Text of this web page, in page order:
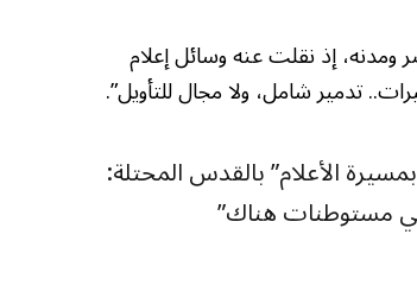
ومدنه، إذ نقلت عنه وسائل إعلام
تدمير شامل، ولا مجال للتأويل”.
“بمسيرة الأعلام” بالقدس المحتلة:
مستوطنات هناك”